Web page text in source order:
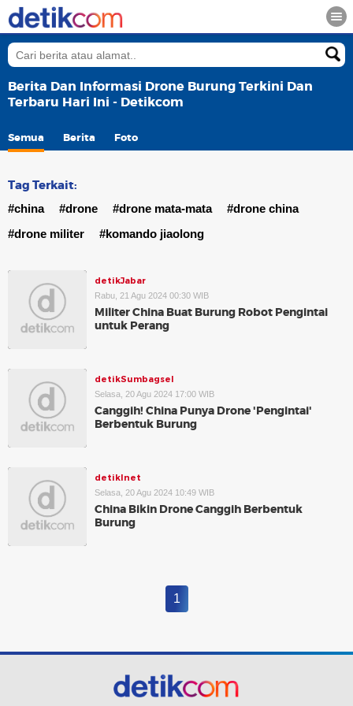
Berita Dan Informasi Drone Burung Terkini Dan
Terbaru Hari Ini - Detikcom
Semua Berita Foto
Tag Terkait:
#china #drone #drone mata-mata
#drone china
#drone militer
#komando jiaolong
detikJabar
Rabu, 21 Agu 2024 00:30 WIB
Militer China Buat Burung Robot Pengintai
untuk Perang
detikSumbagsel
Selasa, 20 Agu 2024 17:00 WIB
Canggih! China Punya Drone 'Pengintai'
Berbentuk Burung
detikInet
Selasa, 20 Agu 2024 10:49 WIB
China Bikin Drone Canggih Berbentuk
Burung
1